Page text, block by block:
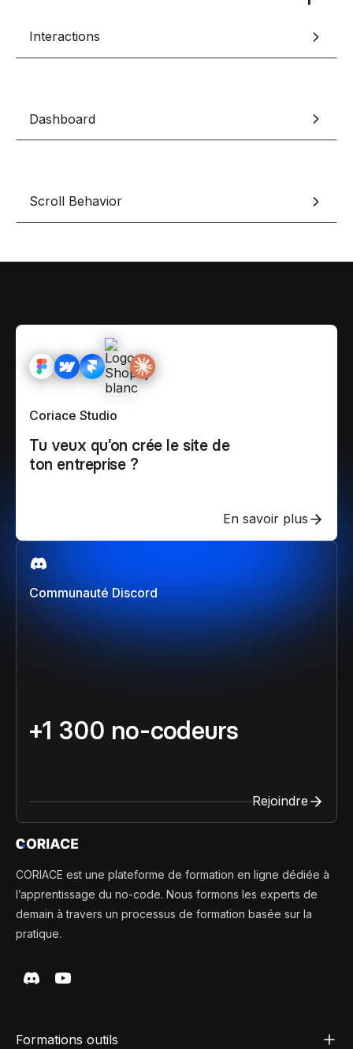
Nos meilleurs scripts
Lexique No-code
Bibliothèque de
Rejoins nous sur
Interactions
Dashboard
Scroll Behavior
Communauté Discord
+1 300 no-codeurs
Rejoindre
Coriace Studio
Tu veux qu’on crée le site de
ton entreprise ?
En savoir plus
CORIACE est une plateforme de formation en ligne dédiée à
l’apprentissage du no-code. Nous formons les experts de
demain à travers un processus de formation basée sur la
pratique.
Formations outils